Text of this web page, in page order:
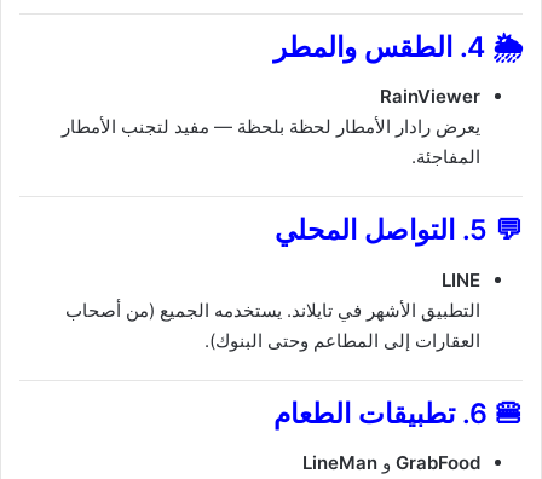
🌦️ 4. الطقس والمطر
RainViewer
يعرض رادار الأمطار لحظة بلحظة — مفيد لتجنب الأمطار
المفاجئة.
💬 5. التواصل المحلي
LINE
التطبيق الأشهر في تايلاند. يستخدمه الجميع (من أصحاب
العقارات إلى المطاعم وحتى البنوك).
🍔 6. تطبيقات الطعام
GrabFood و LineMan